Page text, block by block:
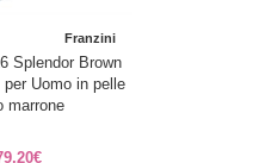
Franzini
Splendor Brown
Uomo in pelle
marrone